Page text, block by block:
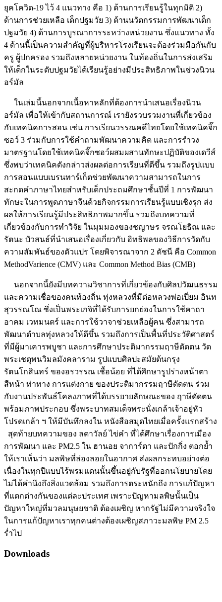
ยุคโควิด-19 ไว้ 4 แนวทาง คือ 1) ด้านการเรียนรู้ในทุกมิติ 2)
ด้านการช่วยเหลือ เด็กปฐมวัย 3) ด้านนวัตกรรมการพัฒนาเด็ก
ปฐมวัย 4) ด้านการบูรณาการระหว่างหน่วยงาน ซึ่งแนวทาง ทั้ง
4 ด้านนี้เป็นความสำคัญที่ผู้บริหารโรงเรียนจะต้องร่วมมือกันกับ
ครู ผู้ปกครอง รวมถึงหลายหน่วยงาน ในท้องถิ่นในการส่งเสริม
ให้เด็กในระดับปฐมวัยได้เรียนรู้อย่างมีประสิทธิภาพในช่วงนิวน
อร์มัล
ในเล่มนี้นอกจากเนื้อหาหลักที่ต้องการนำเสนอเรื่องนิวน
อร์มัล เพื่อให้เข้ากับสถานการณ์ เรายังรวบรวมงานที่เกี่ยวข้อง
กับเทคนิคการสอน เช่น การเรียนวรรณคดีไทยโดยใช้เทคนิคจิ๊ก
ซอว์ 3 ร่วมกับการใช้คำถามพัฒนาความคิด และการรำวง
มาตรฐานโดยใช้เทคนิคจิ๊กซอว์ผสมผสานทักษะปฏิบัติของเดวีส์
ซึ่งพบว่าเทคนิคดังกล่าวส่งผลต่อการเรียนที่ดีขึ้น รวมถึงรูปแบบ
การสอนแบบเบรนทาร์เก็ตช่วยพัฒนาความสามารถในการ
สะกดคำภาษาไทยสำหรับเด็กประถมศึกษาชั้นปีที่ 1 การพัฒนา
ทักษะในการพูดภาษาจีนด้วยกิจกรรมการเรียนรู้แบบเชิงรุก ส่ง
ผลให้การเรียนรู้มีประสิทธิภาพมากขึ้น รวมถึงบทความที่
เกี่ยวข้องกับการทำวิจัย ในมุมมองของชญาษร จรณโยธิณ และ
รัตนะ บัวสนธ์ที่นำเสนอเรื่องเกี่ยวกับ อิทธิพลของวิธีการวัดกับ
ความสัมพันธ์ของตัวแปร โดยพิจารณาจาก 2 ดัชนี คือ Common
MethodVarience (CMV) และ Common Method Bias (CMB)
นอกจากนี้ยังมีบทความวิชาการที่เกี่ยวข้องกับศิลปวัฒนธรรม
และความเชื่อของคนท้องถิ่น ทุ่งหลวงที่มีต่อหลวงพ่อเปี่ยม อินท
สุวรรณโณ ซึ่งเป็นพระเกจิที่ได้รับการยกย่องในการใช้คาถา
อาคม เวทมนตร์ และการใช้วาจาช่วยเหลือผู้คน ซึ่งสามารถ
พัฒนาตำบลทุ่งหลวงให้ดีขึ้น รวมถึงการเป็นพื้นที่ประวัติศาสตร์
ที่มีผู้มาเคารพบูชา และการศึกษาประติมากรรมฤาษีดัดตน วัด
พระเชตุพนวิมลมังคลาราม รูปแบบศิลปะสมัยต้นกรุง
รัตนโกสินทร์ ของอรวรรณ เชื้อน้อย ที่ได้ศึกษารูปร่างหน้าตา
สีหน้า ท่าทาง การแต่งกาย ของประติมากรรมฤาษีดัดตน ร่วม
กับงานประพันธ์โคลงภาพที่ได้บรรยายลักษณะของ ฤาษีดัดตน
พร้อมภาพประกอบ ซึ่งพระบาทสมเด็จพระนั่งเกล้าเจ้าอยู่หัว
โปรดเกล้า ฯ ให้มีบันทึกลงใน หนังสือสมุดไทยเมื่อครั้งแรกสร้าง
สุดท้ายบทความของ ลดาวัลย์ ไข่คำ ที่ได้ศึกษาเรื่องการเมือง
การพัฒนา และ PM2.5 ใน ฮานอย จาการ์ตา และปักกิ่ง ตอกย้ำ
ให้เราเห็นว่า มลพิษที่ล่องลอยในอากาศ ส่งผลกระทบอย่างต่อ
เนื่องในทุกปีแบบไร้พรมแดนนั้นขึ้นอยู่กับรัฐที่ออกนโยบายโดย
ไม่ได้คำนึงถึงสิ่งแวดล้อม รวมถึงการตระหนักถึง การแก้ปัญหา
ที่แตกต่างกันของแต่ละประเทศ เพราะปัญหามลพิษนั้นเป็น
ปัญหาใหญ่ที่มวลมนุษยชาติ ต้องเผชิญ หากรัฐไม่มีความจริงใจ
ในการแก้ปัญหาเราทุกคนต่างต้องเผชิญสภาวะมลพิษ PM 2.5
ร่ำไป
Downloads